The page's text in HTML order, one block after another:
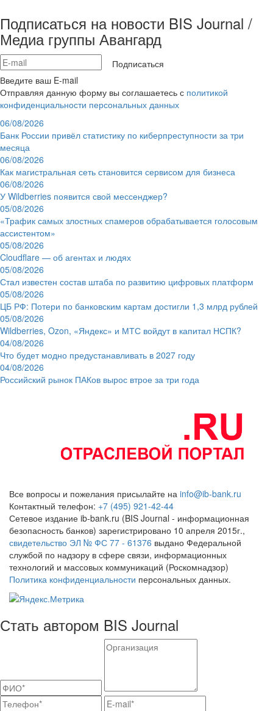
Подписаться на новости BIS Journal /
Медиа группы Авангард
Подписаться
Введите ваш E-mail
Отправляя данную форму вы соглашаетесь с политикой
конфиденциальности персональных данных
06/08/2026
Банк России привёл статистику по киберпреступности за три
месяца
06/08/2026
Как магистральная сеть становится сервисом для бизнеса
06/08/2026
У Wildberries появится свой мессенджер?
05/08/2026
«Трафик самых злостных спамеров обрабатывается голосовым
ассистентом»
05/08/2026
Cloudflare — об агентах и людях
05/08/2026
Стал известен состав штаба по развитию цифровых платформ
05/08/2026
ЦБ РФ: Потери по банковским картам достигли 1,3 млрд рублей
05/08/2026
Wildberries, Ozon, «Яндекс» и МТС войдут в капитал НСПК?
04/08/2026
Что будет модно предустанавливать в 2027 году
04/08/2026
Российский рынок ПАКов вырос втрое за три года
Все вопросы и пожелания присылайте на info@ib-bank.ru
Контактный телефон: +7 (495) 921-42-44
Сетевое издание ib-bank.ru (BIS Journal - информационная
безопасность банков) зарегистрировано 10 апреля 2015г.,
свидетельство ЭЛ № ФС 77 - 61376 выдано Федеральной
службой по надзору в сфере связи, информационных
технологий и массовых коммуникаций (Роскомнадзор)
Политика конфиденциальности персональных данных.
Стать автором BIS Journal